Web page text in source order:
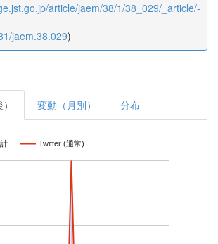
article/jaem/38/1/38_029/_article/-
jaem.38.029)
変動（月別） 分布
Twitter (通常)